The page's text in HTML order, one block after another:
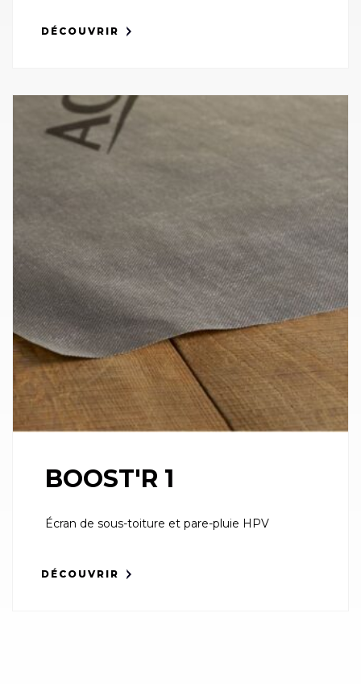
DÉCOUVRIR
BOOST'R 1
Écran de sous-toiture et pare-pluie HPV
DÉCOUVRIR